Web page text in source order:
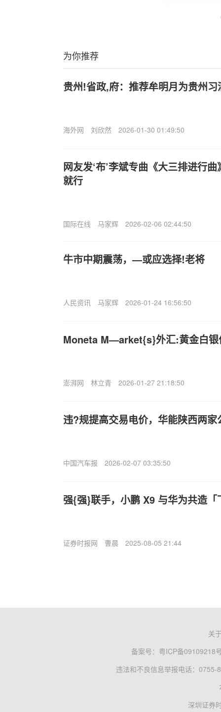
为你推荐
贵州!省政,府：推荐牟明月为贵州
海外网 刘欣然 2026-01-30 01:49:50
网友发‘布’李斌专曲《大三排进行
就行
国际在线 马家辉 2026-02-06 02:44:50
牛市中期震荡，—或应选择!老将
人民资讯 马家辉 2026-01-24 16:56:50
Moneta M—arket{s}外汇:黄金白银
澎湃网 林立青 2026-01-27 21:18:50
违?规提高交易电价，华能陕西两家
中国汽车报 2026-02-07 03:35:50
强{强}联手，小鹏 X9 与华为共造
证券时报网 曹晨 2025-08-05 21:44
关
备案号： 粤ICP备09109218
违法和不良信息举报电话：0755-
深圳证券